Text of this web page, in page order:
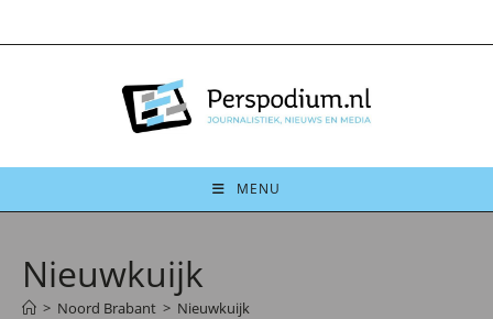
naar
MENU
Nieuwkuijk
> Noord Brabant > Nieuwkuijk